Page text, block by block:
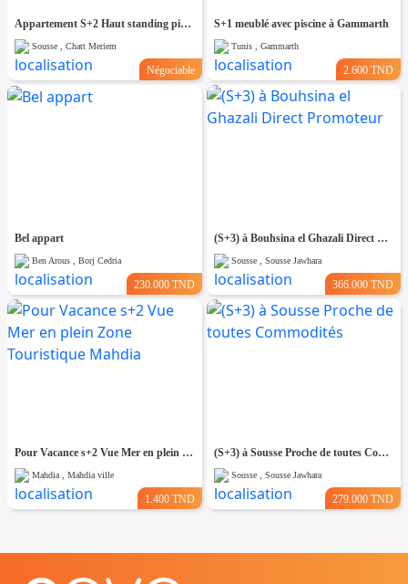
Appartement S+2 Haut standing pied dans l'eau à chatt_mariem
Sousse , Chatt Meriem
Négociable
S+1 meublé avec piscine à Gammarth
Tunis , Gammarth
2.600 TND
Bel appart
Ben Arous , Borj Cedria
230.000 TND
(S+3) à Bouhsina el Ghazali Direct Promoteur
Sousse , Sousse Jawhara
366.000 TND
Pour Vacance s+2 Vue Mer en plein Zone Touristique Mahdia
Mahdia , Mahdia ville
1.400 TND
(S+3) à Sousse Proche de toutes Commodités
Sousse , Sousse Jawhara
279.000 TND